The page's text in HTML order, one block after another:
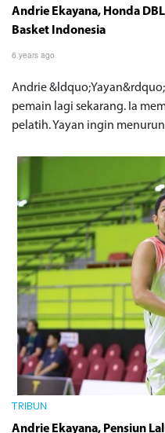
Andrie Ekayana, Honda
Basket Indonesia
6 years ago
Andrie
pemain lagi sekarang. Ia
pelatih. Yayan ingin
TRIBUN
Andrie Ekayana, Pensiun